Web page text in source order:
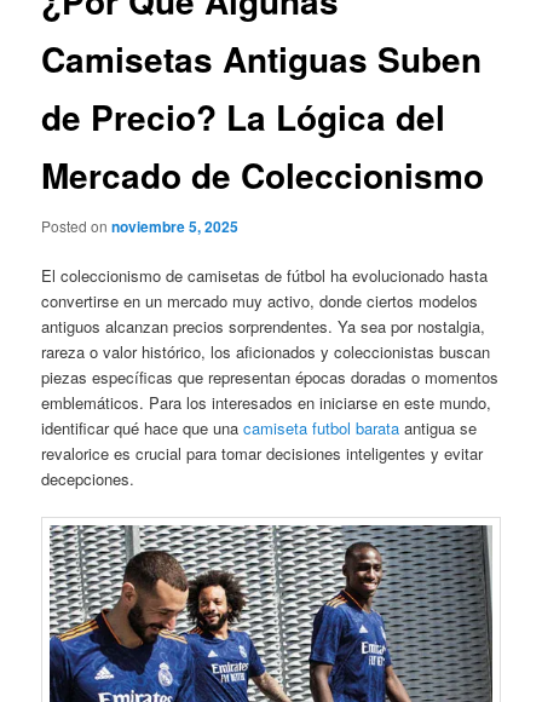
Camisetas Antiguas Suben
de Precio? La Lógica del
Mercado de Coleccionismo
Posted onnoviembre 5, 2025
El coleccionismo de camisetas de fútbol ha evolucionado hasta
convertirse en un mercado muy activo, donde ciertos modelos
antiguos alcanzan precios sorprendentes. Ya sea por nostalgia,
rareza o valor histórico, los aficionados y coleccionistas buscan
piezas específicas que representan épocas doradas o momentos
emblemáticos. Para los interesados en iniciarse en este mundo,
identificar qué hace que unacamiseta futbol barata antigua se
revalorice es crucial para tomar decisiones inteligentes y evitar
decepciones.